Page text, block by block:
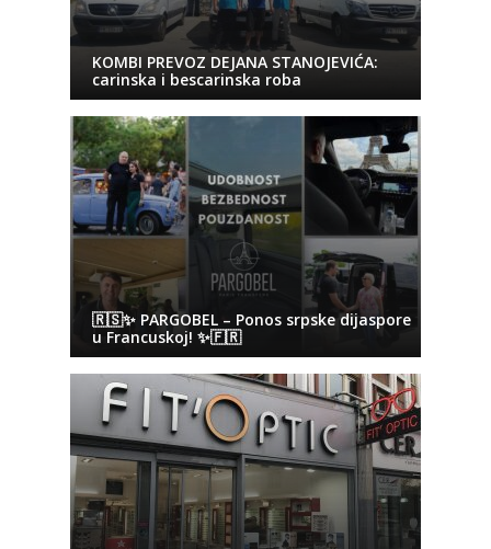
KOMBI PREVOZ DEJANA STANOJEVIĆA:
carinska i bescarinska roba
🇷🇸✨ PARGOBEL – Ponos srpske dijaspore
u Francuskoj! ✨🇫🇷